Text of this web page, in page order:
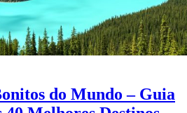
do Mundo – Guia